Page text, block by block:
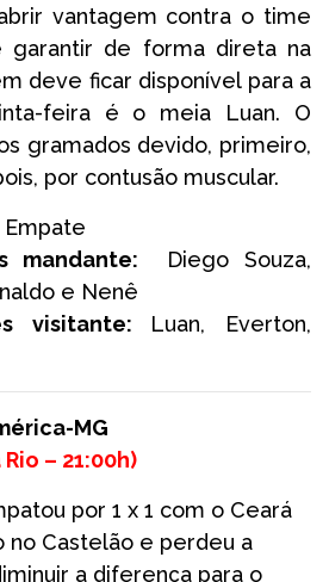
vantagem contra o time
garantir de forma direta na
deve ficar disponível para a
feira é o meia Luan. O
gramados devido, primeiro,
por contusão muscular.
Empate
mandante: Diego Souza,
e Nenê
visitante: Luan, Everton,
MG
– 21:00h)
por 1 x 1 com o Ceará
no Castelão e perdeu a
a diferença para o